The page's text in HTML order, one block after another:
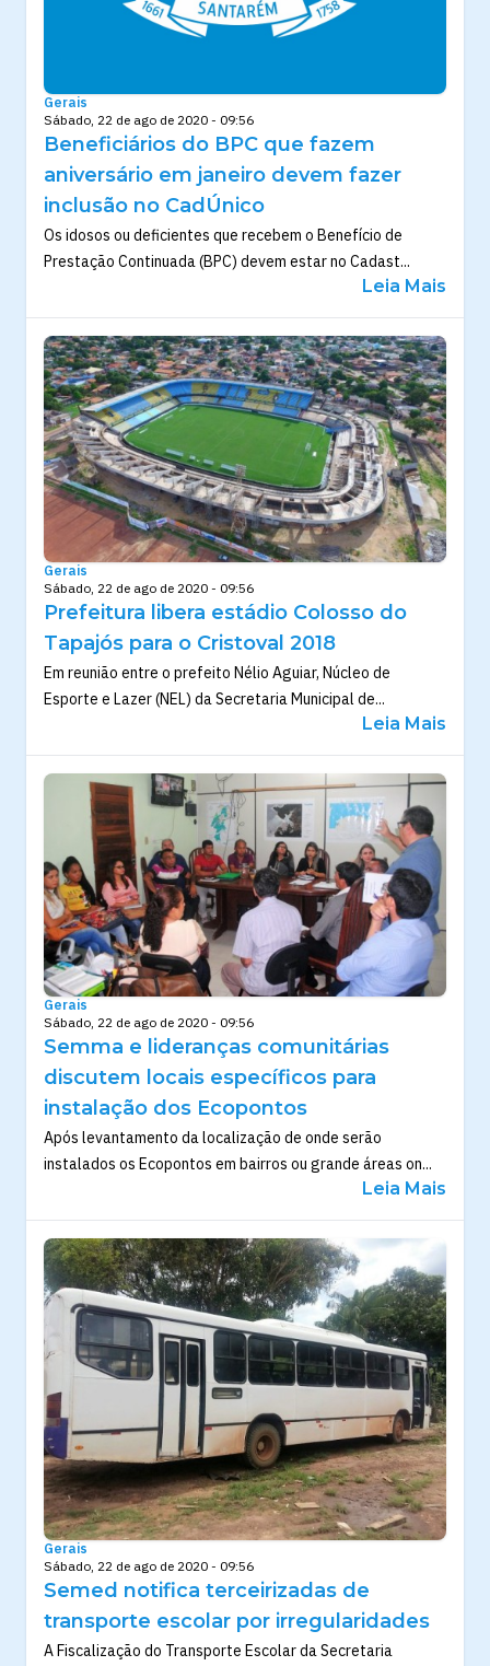
Gerais
Sábado, 22 de ago de 2020 - 09:56
Beneficiários do BPC que fazem
aniversário em janeiro devem fazer
inclusão no CadÚnico
Os idosos ou deficientes que recebem o Benefício de
Prestação Continuada (BPC) devem estar no Cadast...
Leia Mais
Gerais
Sábado, 22 de ago de 2020 - 09:56
Prefeitura libera estádio Colosso do
Tapajós para o Cristoval 2018
Em reunião entre o prefeito Nélio Aguiar, Núcleo de
Esporte e Lazer (NEL) da Secretaria Municipal de...
Leia Mais
Gerais
Sábado, 22 de ago de 2020 - 09:56
Semma e lideranças comunitárias
discutem locais específicos para
instalação dos Ecopontos
Após levantamento da localização de onde serão
instalados os Ecopontos em bairros ou grande áreas on...
Leia Mais
Gerais
Sábado, 22 de ago de 2020 - 09:56
Semed notifica terceirizadas de
transporte escolar por irregularidades
A Fiscalização do Transporte Escolar da Secretaria